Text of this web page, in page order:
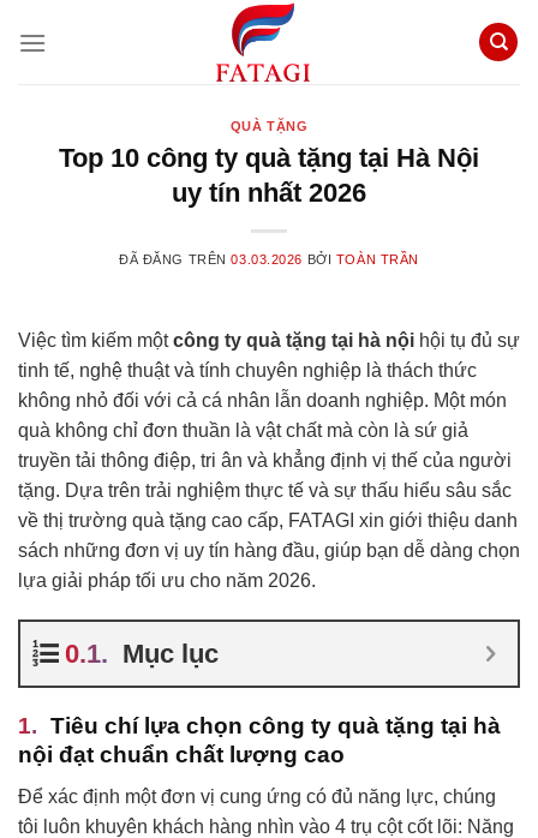
đến
QUÀ TẶNG
Top 10 công ty quà tặng tại Hà Nội
uy tín nhất 2026
ĐÃ ĐĂNG TRÊN03.03.2026 BỞI TOÀN TRẦN
Việc tìm kiếm mộtcông ty quà tặng tại hà nội hội tụ đủ sự
tinh tế, nghệ thuật và tính chuyên nghiệp là thách thức
không nhỏ đối với cả cá nhân lẫn doanh nghiệp. Một món
quà không chỉ đơn thuần là vật chất mà còn là sứ giả
truyền tải thông điệp, tri ân và khẳng định vị thế của người
tặng. Dựa trên trải nghiệm thực tế và sự thấu hiểu sâu sắc
về thị trường quà tặng cao cấp, FATAGI xin giới thiệu danh
sách những đơn vị uy tín hàng đầu, giúp bạn dễ dàng chọn
lựa giải pháp tối ưu cho năm 2026.
Mục lục
Tiêu chí lựa chọn công ty quà tặng tại hà
nội đạt chuẩn chất lượng cao
Để xác định một đơn vị cung ứng có đủ năng lực, chúng
tôi luôn khuyên khách hàng nhìn vào 4 trụ cột cốt lõi: Năng